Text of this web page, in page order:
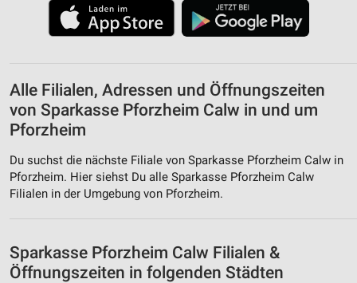
Alle Filialen, Adressen und Öffnungszeiten
von Sparkasse Pforzheim Calw in und um
Pforzheim
Du suchst die nächste Filiale von Sparkasse Pforzheim Calw in
Pforzheim. Hier siehst Du alle Sparkasse Pforzheim Calw
Filialen in der Umgebung von Pforzheim.
Sparkasse Pforzheim Calw Filialen &
Öffnungszeiten in folgenden Städten